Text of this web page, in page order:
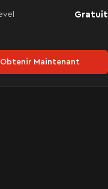
Gratuit
Obtenir Maintenant